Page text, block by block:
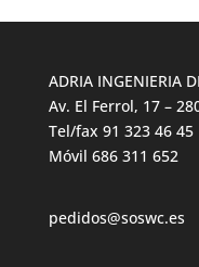
ADRIA INGENIERIA
Av. El Ferrol, 17 –
Tel/fax 91 323 46 45
Móvil 686 311 652
pedidos@soswc.es